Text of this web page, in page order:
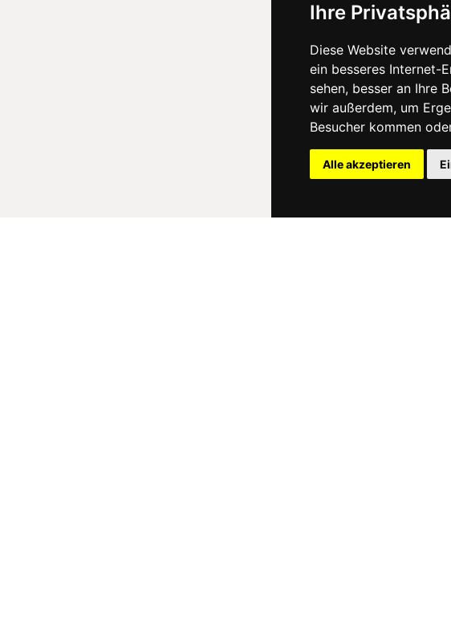
Ihre
Diese Website
ein besseres Internet-
sehen, besser an Ihre
wir außerdem, um
Besucher kommen
Alle akzeptieren